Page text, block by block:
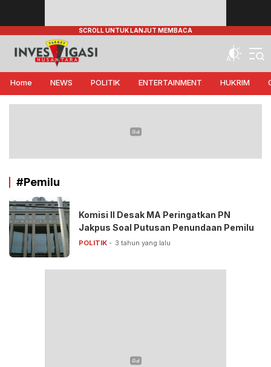
Target Investigasi Nusantara
Edukasi Nusantara
Home NEWS POLITIK ENTERTAINMENT HUKRIM
#Pemilu
Komisi II Desak MA Peringatkan PN
Jakpus Soal Putusan Penundaan Pemilu
POLITIK 3 tahun yang lalu